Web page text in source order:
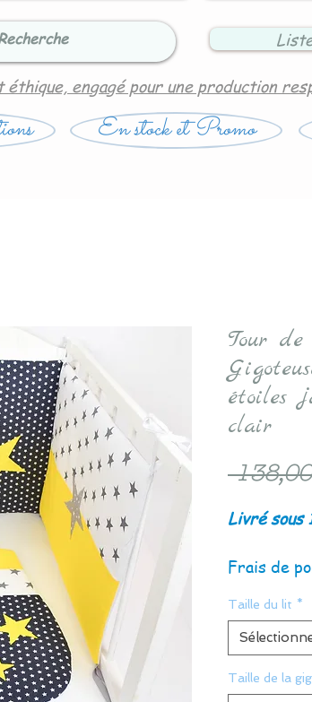
engagé pour une production
En stock et Promo
Tour
étoiles
clair
Livré sous
Frais de
Taille du lit *
Taille de la